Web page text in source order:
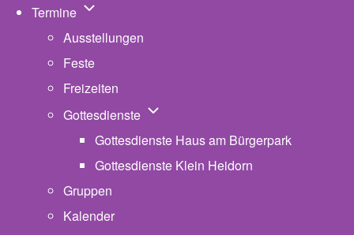
Termine Unternavigation von Termine
Ausstellungen
Feste
Freizeiten
Gottesdienste Unternavigation von Gottesdienste
Gottesdienste Haus am Bürgerpark
Gottesdienste Klein Heidorn
Gruppen
Kalender